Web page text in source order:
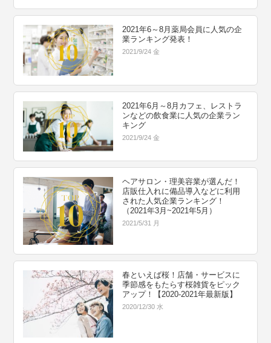
2021年6～8月薬局会員に人気の企
業ランキング発表！
2021/9/24 金
2021年6月～8月カフェ、レストラ
ンなどの飲食業に人気の企業ラン
キング
2021/9/24 金
ヘアサロン・理美容業が選んだ！
店販仕入れに備品導入などに利用
された人気企業ランキング！
（2021年3月~2021年5月）
2021/5/31 月
春といえば桜！店舗・サービスに
季節感をもたらす桜雑貨をピック
アップ！【2020-2021年最新版】
2020/12/30 水